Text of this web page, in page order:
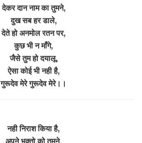
देकर दान नाम का तुमने,
दुख सब हर डाले,
देते हो अनमोल रतन पर,
कुछ भी न माँगे,
जैसे तुम हो दयालू,
ऐसा कोई भी नही है,
गुरूदेव मेरे गुरूदेव मेरे।।
नही निराश किया है,
अपने भक्तो को तुमने,